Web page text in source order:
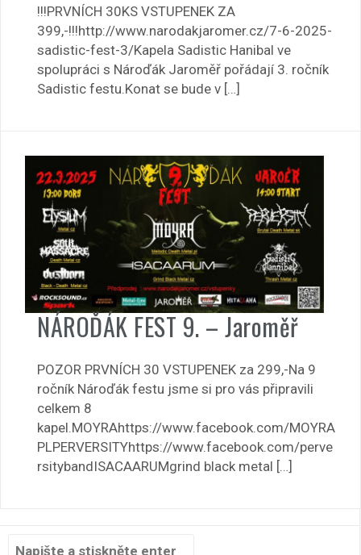
!!!PRVNÍCH 30KS VSTUPENEK ZA
399,-!!!http://www.narodakjaromer.cz/7-6-2025-
sadistic-fest-3/Kapela Sadistic Hanibal ve
spolupráci s Nároďák Jaroměř pořádají 3. ročník
Sadistic festu.Konat se bude v […]
NÁROĎÁK FEST 9. – Jaroměř
POZOR PRVNÍCH 30 VSTUPENEK za 299,-Na 9
ročník Nároďák festu jsme si pro vás připravili
celkem 8
kapel.MOYRAhttps://www.facebook.com/MOYRA
PLPERVERSITYhttps://www.facebook.com/perve
rsitybandISACAARUMgrind black metal […]
Hledat: